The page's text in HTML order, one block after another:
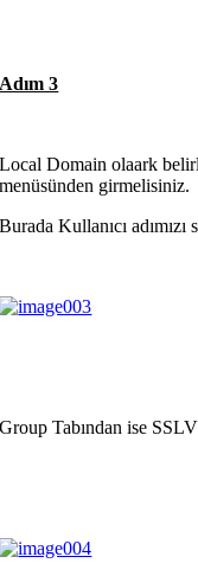
Adım 3
Local Domain olaark
menüsünden girmelisiniz.
Burada Kullanıcı
Group Tabından ise